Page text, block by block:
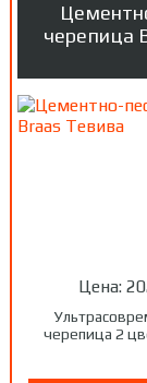
черепица
Цена:
черепица 2